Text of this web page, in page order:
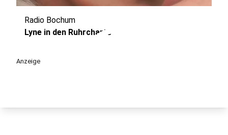
play_circle
Radio Bochum
Lyne in den Ruhrcharts
Anzeige